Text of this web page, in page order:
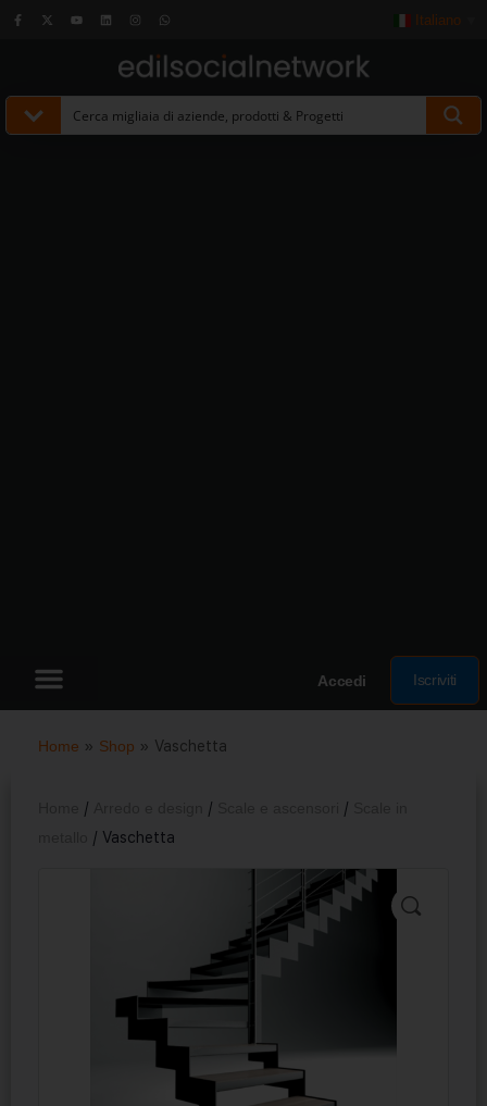
Italiano
Accedi Iscriviti
Home » Shop » Vaschetta
/ / /
/ Vaschetta